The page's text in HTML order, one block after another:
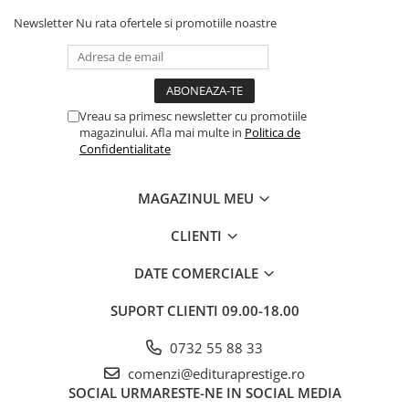
Newsletter Nu rata ofertele si promotiile noastre
Vreau sa primesc newsletter cu promotiile
magazinului. Afla mai multe in Politica de
Confidentialitate
MAGAZINUL MEU
CLIENTI
DATE COMERCIALE
SUPORT CLIENTI 09.00-18.00
0732 55 88 33
comenzi@edituraprestige.ro
SOCIAL URMARESTE-NE IN SOCIAL MEDIA